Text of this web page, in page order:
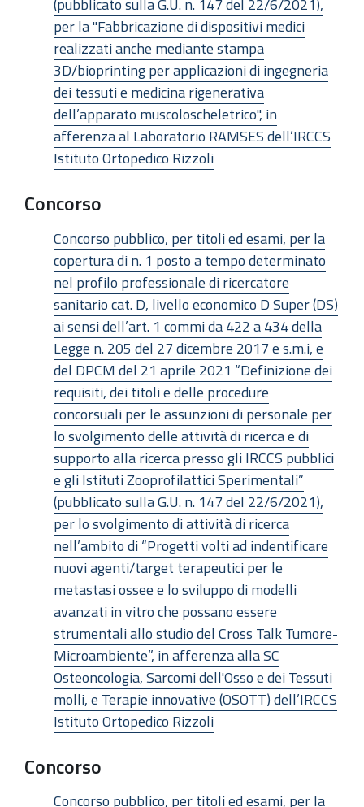
(pubblicato sulla G.U. n. 147 del 22/6/2021),
per la "Fabbricazione di dispositivi medici
realizzati anche mediante stampa
3D/bioprinting per applicazioni di ingegneria
dei tessuti e medicina rigenerativa
dell’apparato muscoloscheletrico", in
afferenza al Laboratorio RAMSES dell’IRCCS
Istituto Ortopedico Rizzoli
Concorso
Concorso pubblico, per titoli ed esami, per la
copertura di n. 1 posto a tempo determinato
nel profilo professionale di ricercatore
sanitario cat. D, livello economico D Super (DS)
ai sensi dell’art. 1 commi da 422 a 434 della
Legge n. 205 del 27 dicembre 2017 e s.m.i, e
del DPCM del 21 aprile 2021 “Definizione dei
requisiti, dei titoli e delle procedure
concorsuali per le assunzioni di personale per
lo svolgimento delle attività di ricerca e di
supporto alla ricerca presso gli IRCCS pubblici
e gli Istituti Zooprofilattici Sperimentali”
(pubblicato sulla G.U. n. 147 del 22/6/2021),
per lo svolgimento di attività di ricerca
nell’ambito di “Progetti volti ad indentificare
nuovi agenti/target terapeutici per le
metastasi ossee e lo sviluppo di modelli
avanzati in vitro che possano essere
strumentali allo studio del Cross Talk Tumore-
Microambiente”, in afferenza alla SC
Osteoncologia, Sarcomi dell'Osso e dei Tessuti
molli, e Terapie innovative (OSOTT) dell’IRCCS
Istituto Ortopedico Rizzoli
Concorso
Concorso pubblico, per titoli ed esami, per la